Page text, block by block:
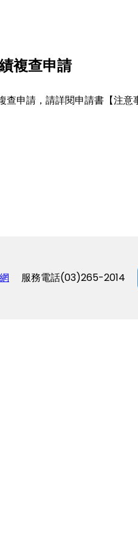
複查申請
申請，請詳閱申請書【注意
服務電話(03)265-2014